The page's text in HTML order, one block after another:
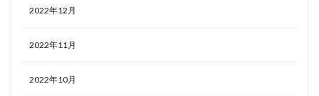
2022年12月
2022年11月
2022年10月